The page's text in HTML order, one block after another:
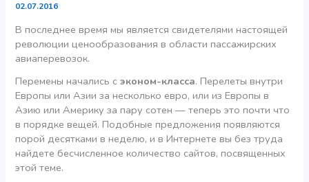
02.07.2016
В последнее время мы является свидетелями настоящей
революции ценообразования в области пассажирских
авиаперевозок.
Перемены начались сэконом-класса. Перелеты внутри
Европы или Азии за несколько евро, или из Европы в
Азию или Америку за пару сотен — теперь это почти что
в порядке вещей. Подобные предложения появляются
порой десятками в неделю, и в Интернете вы без труда
найдете бесчисленное количество сайтов, посвященных
этой теме.